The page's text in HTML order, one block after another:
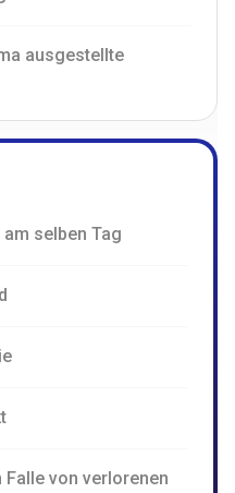
ausgestellte
selben Tag
von verlorenen